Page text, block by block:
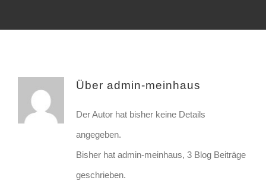
Über admin-meinhaus
Der Autor hat bisher keine Details
angegeben.
Bisher hat admin-meinhaus, 3 Blog Beiträge
geschrieben.